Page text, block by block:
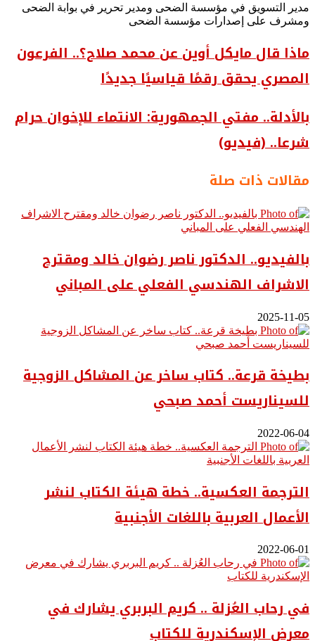
مدير التسويق في مؤسسة الضحى ومدير تحرير في بوابة الضحى
ومشرف على إصدارات مؤسسة الضحى
ماذا قال مايكل أوين عن محمد صلاح؟.. الفرعون
المصري يحقق رقمًا قياسيًا جديدًا
بالأدلة.. مفتي الجمهورية: الانتماء للإخوان حرام
شرعا.. (فيديو)
مقالات ذات صلة
بالفيديو.. ‎الدكتور ناصر رضوان خالد ومقترح
الاشراف الهندسي الفعلي على المباني
2025-11-05
بطيخة قرعة.. كتاب ساخر عن المشاكل الزوجية
للسيناريست أحمد صبحي
2022-06-04
الترجمة العكسية.. خطة هيئة الكتاب لنشر
الأعمال العربية باللغات الأجنبية
2022-06-01
في رحاب العُزلة .. كريم البربري يشارك في
معرض الإسكندرية للكتاب